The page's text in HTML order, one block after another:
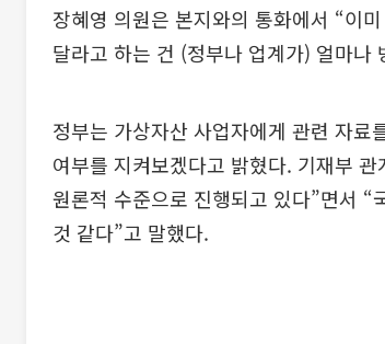
장혜영 의원은 본지와의 통화에서 “이
달라고 하는 건 (정부나 업계가) 얼마나
정부는 가상자산 사업자에게 관련 자료
여부를 지켜보겠다고 밝혔다. 기재부
원론적 수준으로 진행되고 있다”면서
것 같다”고 말했다.